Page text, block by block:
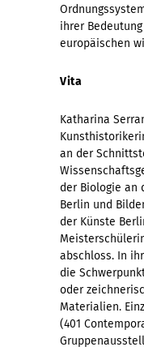
ihrer
europäischen
Vita
Katharina
an der
der Biologie an
Berlin und
der Künste
abschloss. In
die
oder
Materialien.
(401